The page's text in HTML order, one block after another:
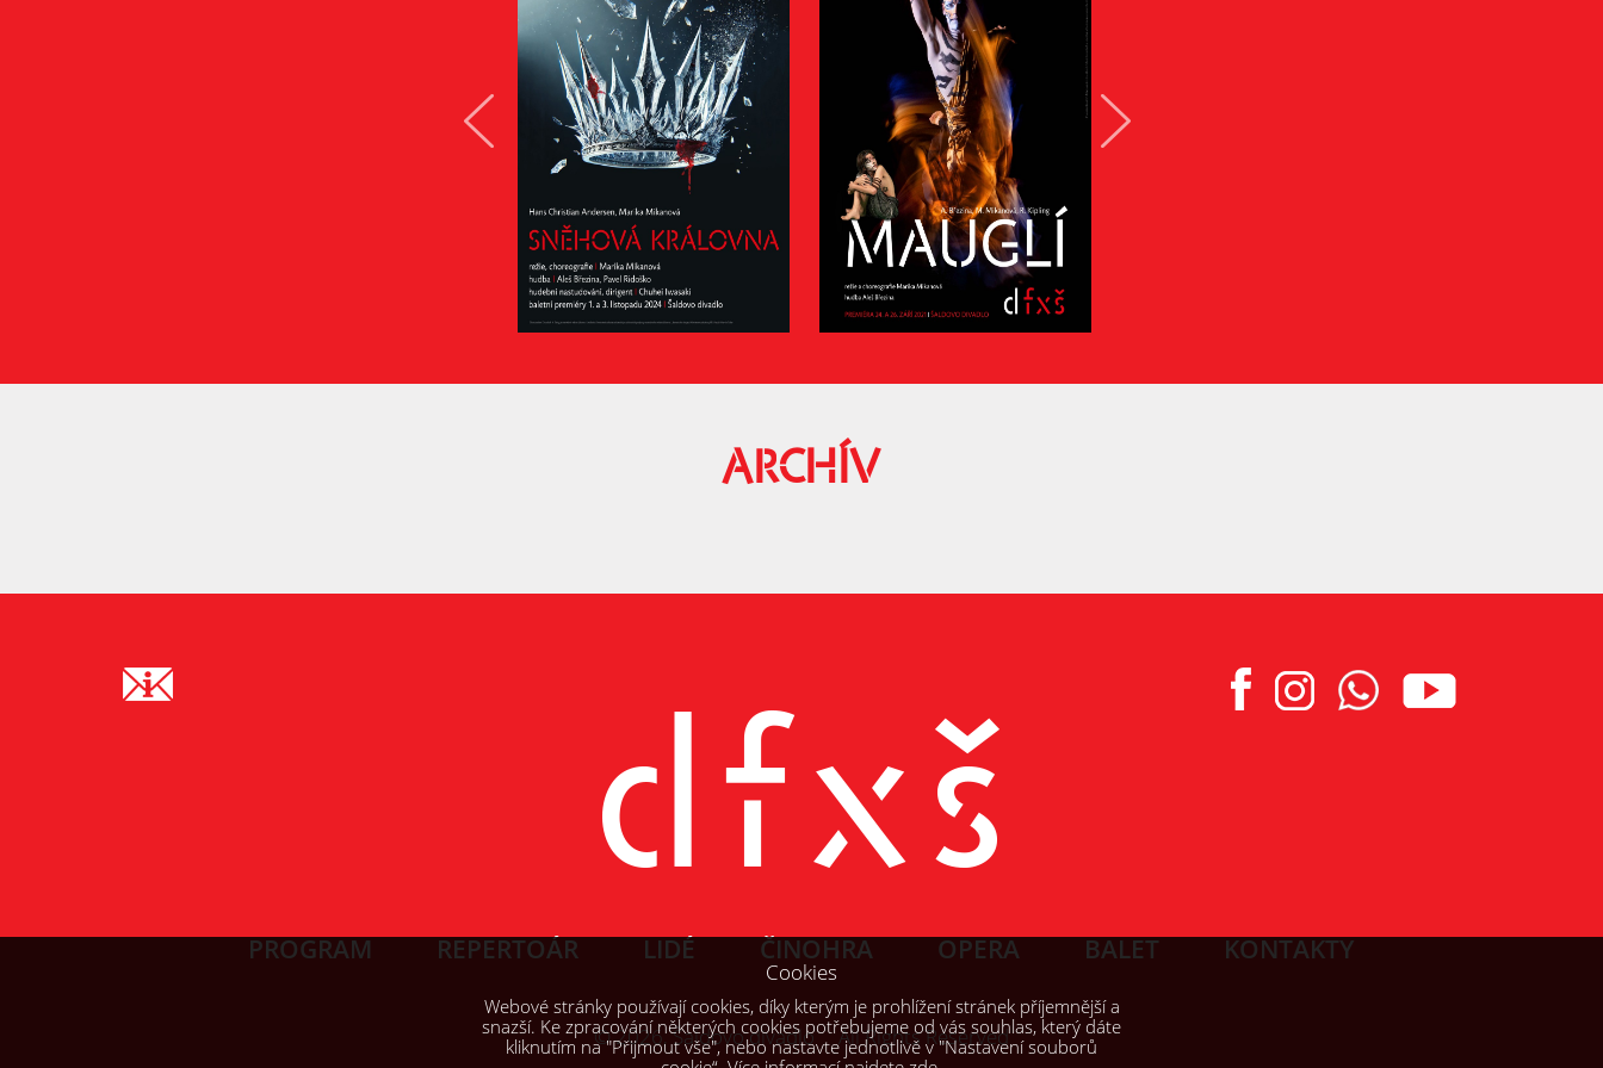
ARCHÍV
PROGRAM REPERTOÁR LIDÉ ČINOHRA OPERA BALET KONTAKTY
© 2026, Šaldovo divadlo All Rights Reserved
Cookies
Webové stránky používají cookies, díky kterým je prohlížení stránek příjemnější a
snazší. Ke zpracování některých cookies potřebujeme od vás souhlas, který dáte
kliknutím na "Přijmout vše", nebo nastavte jednotlivě v "Nastavení souborů